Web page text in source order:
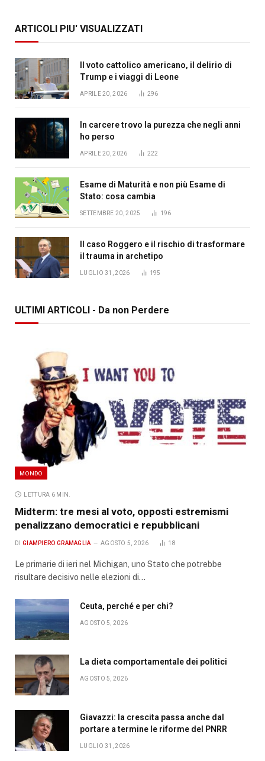
ARTICOLI PIU' VISUALIZZATI
Il voto cattolico americano, il delirio di
Trump e i viaggi di Leone
APRILE 20, 2026 296
In carcere trovo la purezza che negli anni
ho perso
APRILE 20, 2026 222
Esame di Maturità e non più Esame di
Stato: cosa cambia
SETTEMBRE 20, 2025 196
Il caso Roggero e il rischio di trasformare
il trauma in archetipo
LUGLIO 31, 2026 195
ULTIMI ARTICOLI - Da non Perdere
MONDO
LETTURA 6 MIN.
Midterm: tre mesi al voto, opposti estremismi
penalizzano democratici e repubblicani
DI GIAMPIERO GRAMAGLIA AGOSTO 5, 2026 18
Le primarie di ieri nel Michigan, uno Stato che potrebbe
risultare decisivo nelle elezioni di…
Ceuta, perché e per chi?
AGOSTO 5, 2026
La dieta comportamentale dei politici
AGOSTO 5, 2026
Giavazzi: la crescita passa anche dal
portare a termine le riforme del PNRR
LUGLIO 31, 2026